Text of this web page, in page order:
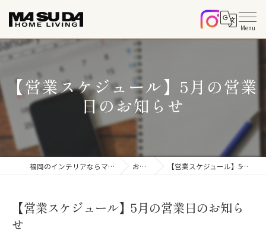
【営業スケジュール】5月の営業
日のお知らせ
福岡のインテリアならマスダホームリビング お知らせ 【営業スケジュール】5月の営業日のお知らせ
【営業スケジュール】5月の営業日のお知ら
せ